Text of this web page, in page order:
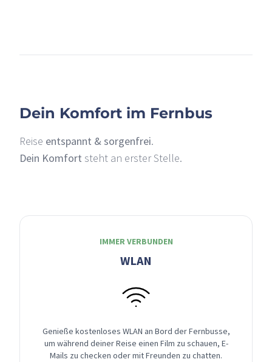
Dein Komfort im Fernbus
Reise entspannt & sorgenfrei.
Dein Komfort steht an erster Stelle.
IMMER VERBUNDEN
WLAN
Genieße kostenloses WLAN an Bord der Fernbusse,
um während deiner Reise einen Film zu schauen, E-
Mails zu checken oder mit Freunden zu chatten.